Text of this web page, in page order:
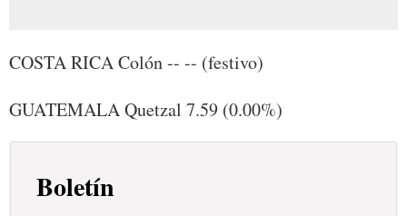
COSTA RICA Colón -- -- (festivo)
GUATEMALA Quetzal 7.59 (0.00%)
Boletín